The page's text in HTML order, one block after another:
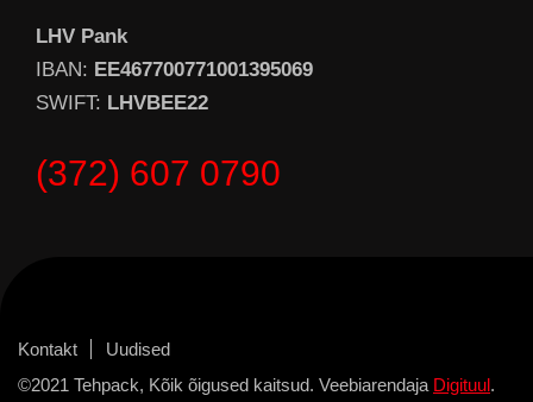
LHV Pank
IBAN: EE467700771001395069
SWIFT: LHVBEE22
(372) 607 0790
Kontakt
Uudised
©2021 Tehpack, Kõik õigused kaitsud. Veebiarendaja Digituul.